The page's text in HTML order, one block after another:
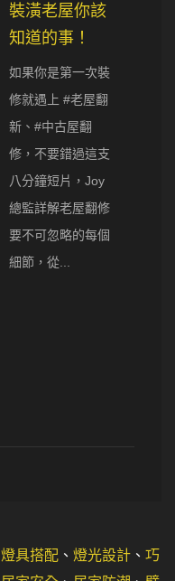
裝潢老屋你該
知道的事！
如果你是第一次裝
修就遇上 #老屋翻
新、#中古屋翻
修，不要錯過這支
八分鐘短片，Joy
總監詳解老屋翻修
要不可忽略的每個
細節，從...
燈具搭配 、 燈光設計 、 巧